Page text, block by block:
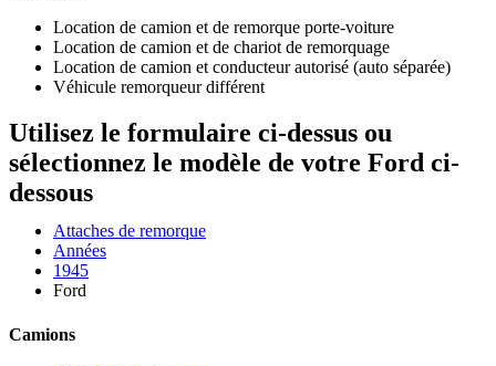
Location de camion et de remorque porte-voiture
Location de camion et de chariot de remorquage
Location de camion et conducteur autorisé (auto séparée)
Véhicule remorqueur différent
Utilisez le formulaire ci-dessus ou
sélectionnez le modèle de votre Ford ci-
dessous
Attaches de remorque
Années
1945
Ford
Camions